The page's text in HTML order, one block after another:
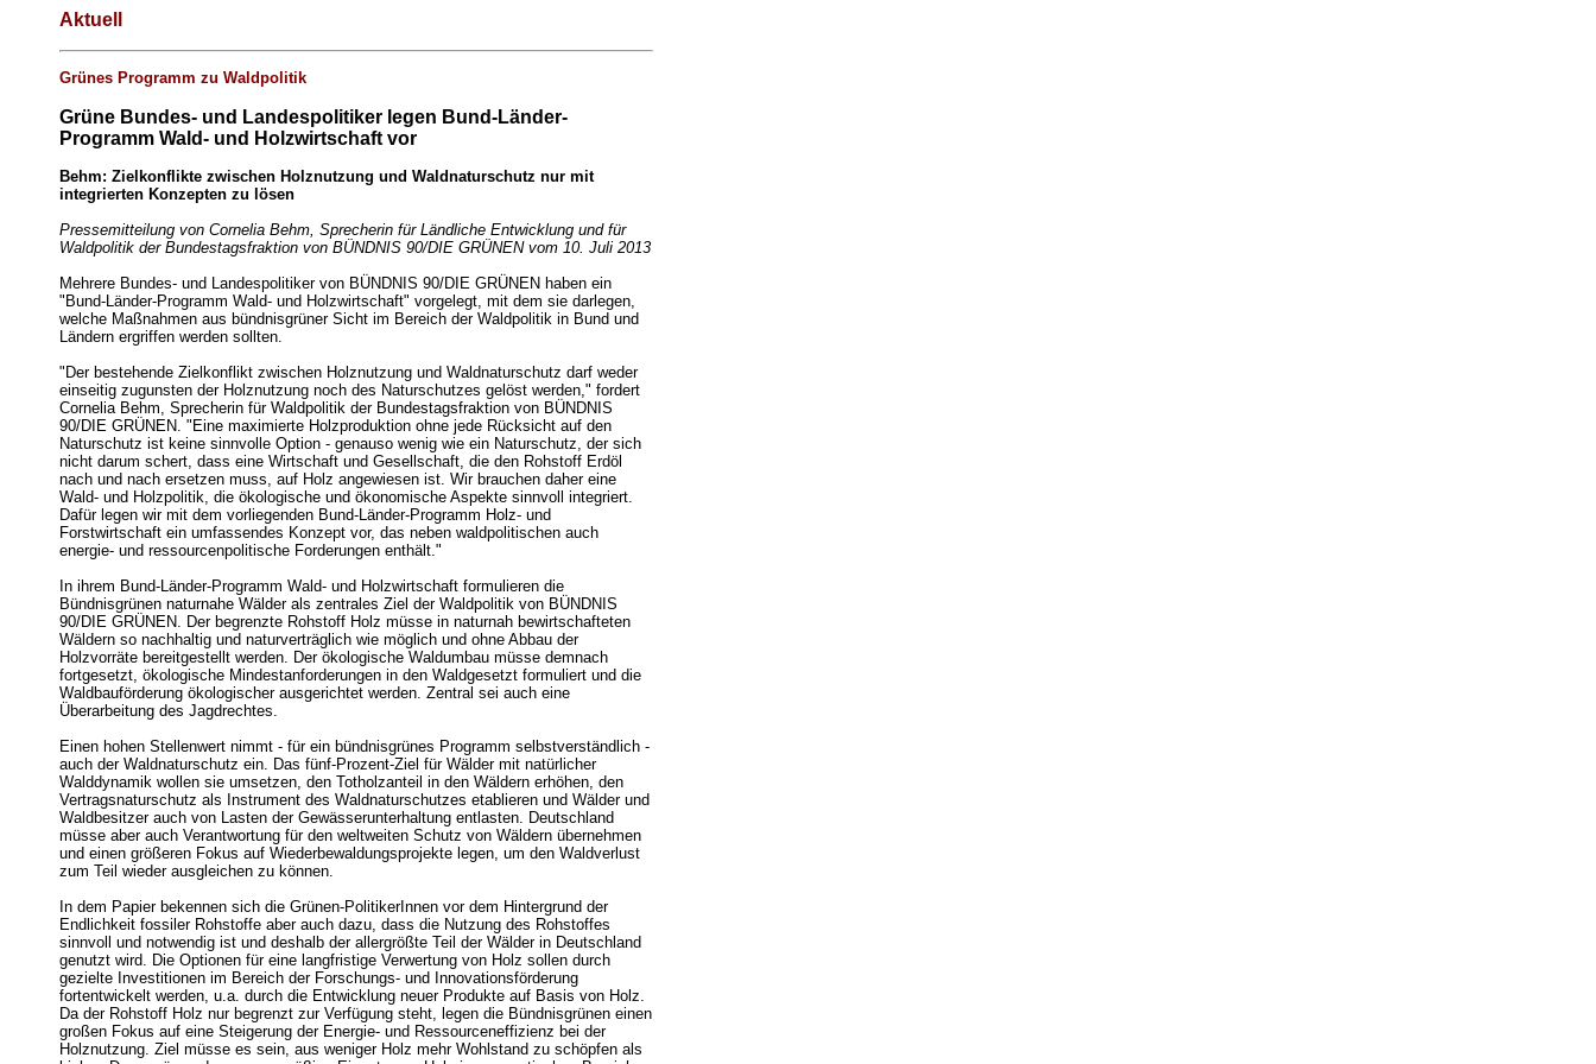
Aktuell
Grünes Programm zu Waldpolitik
Grüne Bundes- und Landespolitiker legen Bund-Länder-
Programm Wald- und Holzwirtschaft vor
Behm: Zielkonflikte zwischen Holznutzung und Waldnaturschutz nur mit
integrierten Konzepten zu lösen
Pressemitteilung von Cornelia Behm, Sprecherin für Ländliche Entwicklung und für
Waldpolitik der Bundestagsfraktion von BÜNDNIS 90/DIE GRÜNEN vom 10. Juli 2013
Mehrere Bundes- und Landespolitiker von BÜNDNIS 90/DIE GRÜNEN haben ein
"Bund-Länder-Programm Wald- und Holzwirtschaft" vorgelegt, mit dem sie darlegen,
welche Maßnahmen aus bündnisgrüner Sicht im Bereich der Waldpolitik in Bund und
Ländern ergriffen werden sollten.
"Der bestehende Zielkonflikt zwischen Holznutzung und Waldnaturschutz darf weder
einseitig zugunsten der Holznutzung noch des Naturschutzes gelöst werden," fordert
Cornelia Behm, Sprecherin für Waldpolitik der Bundestagsfraktion von BÜNDNIS
90/DIE GRÜNEN. "Eine maximierte Holzproduktion ohne jede Rücksicht auf den
Naturschutz ist keine sinnvolle Option - genauso wenig wie ein Naturschutz, der sich
nicht darum schert, dass eine Wirtschaft und Gesellschaft, die den Rohstoff Erdöl
nach und nach ersetzen muss, auf Holz angewiesen ist. Wir brauchen daher eine
Wald- und Holzpolitik, die ökologische und ökonomische Aspekte sinnvoll integriert.
Dafür legen wir mit dem vorliegenden Bund-Länder-Programm Holz- und
Forstwirtschaft ein umfassendes Konzept vor, das neben waldpolitischen auch
energie- und ressourcenpolitische Forderungen enthält."
In ihrem Bund-Länder-Programm Wald- und Holzwirtschaft formulieren die
Bündnisgrünen naturnahe Wälder als zentrales Ziel der Waldpolitik von BÜNDNIS
90/DIE GRÜNEN. Der begrenzte Rohstoff Holz müsse in naturnah bewirtschafteten
Wäldern so nachhaltig und naturverträglich wie möglich und ohne Abbau der
Holzvorräte bereitgestellt werden. Der ökologische Waldumbau müsse demnach
fortgesetzt, ökologische Mindestanforderungen in den Waldgesetzt formuliert und die
Waldbauförderung ökologischer ausgerichtet werden. Zentral sei auch eine
Überarbeitung des Jagdrechtes.
Einen hohen Stellenwert nimmt - für ein bündnisgrünes Programm selbstverständlich -
auch der Waldnaturschutz ein. Das fünf-Prozent-Ziel für Wälder mit natürlicher
Walddynamik wollen sie umsetzen, den Totholzanteil in den Wäldern erhöhen, den
Vertragsnaturschutz als Instrument des Waldnaturschutzes etablieren und Wälder und
Waldbesitzer auch von Lasten der Gewässerunterhaltung entlasten. Deutschland
müsse aber auch Verantwortung für den weltweiten Schutz von Wäldern übernehmen
und einen größeren Fokus auf Wiederbewaldungsprojekte legen, um den Waldverlust
zum Teil wieder ausgleichen zu können.
In dem Papier bekennen sich die Grünen-PolitikerInnen vor dem Hintergrund der
Endlichkeit fossiler Rohstoffe aber auch dazu, dass die Nutzung des Rohstoffes
sinnvoll und notwendig ist und deshalb der allergrößte Teil der Wälder in Deutschland
genutzt wird. Die Optionen für eine langfristige Verwertung von Holz sollen durch
gezielte Investitionen im Bereich der Forschungs- und Innovationsförderung
fortentwickelt werden, u.a. durch die Entwicklung neuer Produkte auf Basis von Holz.
Da der Rohstoff Holz nur begrenzt zur Verfügung steht, legen die Bündnisgrünen einen
großen Fokus auf eine Steigerung der Energie- und Ressourceneffizienz bei der
Holznutzung. Ziel müsse es sein, aus weniger Holz mehr Wohlstand zu schöpfen als